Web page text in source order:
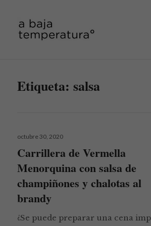
Etiqueta:salsa
Publicado
octubre 30, 2020
Carrillera de Vermella
Menorquina con salsa de
champiñones y chalotas al
brandy
¿Se puede preparar una cena